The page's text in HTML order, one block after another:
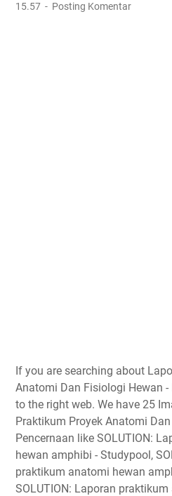
15.57 Posting Komentar
If you are searching about
Anatomi Dan Fisiologi Hewan
to the right web. We have 25
Praktikum Proyek Anatomi
Pencernaan like SOLUTION:
hewan amphibi - Studypool,
praktikum anatomi hewan
SOLUTION: Laporan